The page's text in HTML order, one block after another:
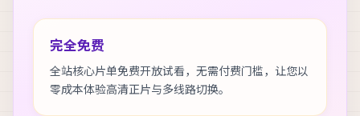
完全免费
全站核心片单免费开放试看，无需付费门槛，让您以
零成本体验高清正片与多线路切换。